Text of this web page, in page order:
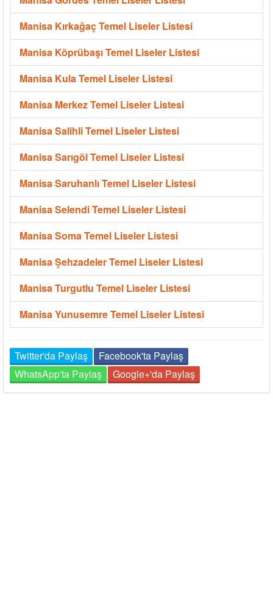
Manisa Kırkağaç Temel Liseler Listesi
Manisa Köprübaşı Temel Liseler Listesi
Manisa Kula Temel Liseler Listesi
Manisa Merkez Temel Liseler Listesi
Manisa Salihli Temel Liseler Listesi
Manisa Sarıgöl Temel Liseler Listesi
Manisa Saruhanlı Temel Liseler Listesi
Manisa Selendi Temel Liseler Listesi
Manisa Soma Temel Liseler Listesi
Manisa Şehzadeler Temel Liseler Listesi
Manisa Turgutlu Temel Liseler Listesi
Manisa Yunusemre Temel Liseler Listesi
Twitter'da Paylaş
Facebook'ta Paylaş
WhatsApp'ta Paylaş
Google+'da Paylaş